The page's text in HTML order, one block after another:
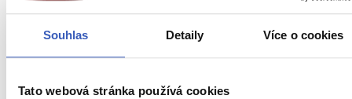
Souhlas Detaily Více o cookies
Tato webová stránka používá cookies
Cena za 1 osobu